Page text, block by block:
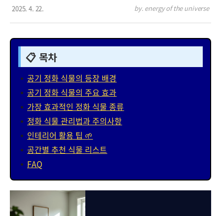
2025. 4. 22. by. energy of the universe
📋 목차
공기 정화 식물의 등장 배경
공기 정화 식물의 주요 효과
가장 효과적인 정화 식물 종류
정화 식물 관리법과 주의사항
인테리어 활용 팁 🌱
공간별 추천 식물 리스트
FAQ